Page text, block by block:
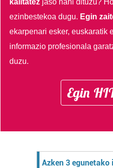
kalitatez jaso nahi dituzu?
ezinbestekoa dugu. Egin
ekarpenari esker, euskaratik
informazio profesionala
duzu.
Egin
Azken 3 egunetako